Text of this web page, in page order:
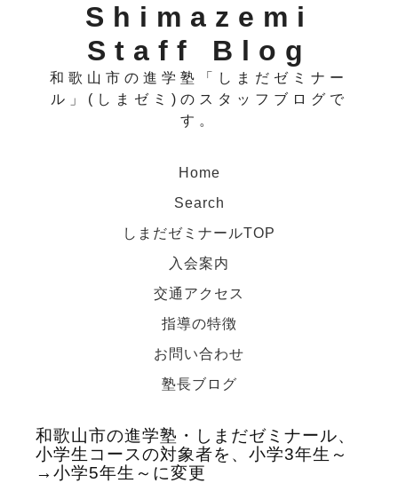
Shimazemi
Staff Blog
和歌山市の進学塾「しまだゼミナー
ル」(しまゼミ)のスタッフブログで
す。
Home
Search
しまだゼミナールTOP
入会案内
交通アクセス
指導の特徴
お問い合わせ
塾長ブログ
和歌山市の進学塾・しまだゼミナール、
小学生コースの対象者を、小学3年生～
→小学5年生～に変更